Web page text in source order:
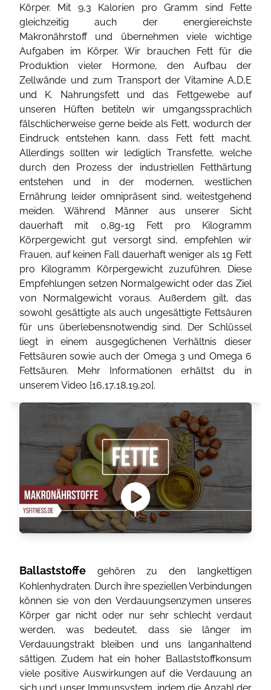
Körper. Mit 9,3 Kalorien pro Gramm sind Fette
gleichzeitig auch der energiereichste
Makronährstoff und übernehmen viele wichtige
Aufgaben im Körper. Wir brauchen Fett für die
Produktion vieler Hormone, den Aufbau der
Zellwände und zum Transport der Vitamine A,D,E
und K. Nahrungsfett und das Fettgewebe auf
unseren Hüften betiteln wir umgangssprachlich
fälschlicherweise gerne beide als Fett, wodurch der
Eindruck entstehen kann, dass Fett fett macht.
Allerdings sollten wir lediglich Transfette, welche
durch den Prozess der industriellen Fetthärtung
entstehen und in der modernen, westlichen
Ernährung leider omnipräsent sind, weitestgehend
meiden. Während Männer aus unserer Sicht
dauerhaft mit 0,8g-1g Fett pro Kilogramm
Körpergewicht gut versorgt sind, empfehlen wir
Frauen, auf keinen Fall dauerhaft weniger als 1g Fett
pro Kilogramm Körpergewicht zuzuführen. Diese
Empfehlungen setzen Normalgewicht oder das Ziel
von Normalgewicht voraus. Außerdem gilt, das
sowohl gesättigte als auch ungesättigte Fettsäuren
für uns überlebensnotwendig sind. Der Schlüssel
liegt in einem ausgeglichenen Verhältnis dieser
Fettsäuren sowie auch der Omega 3 und Omega 6
Fettsäuren. Mehr Informationen erhältst du in
unserem Video [16,17,18,19,20].
Ballaststoffe gehören zu den langkettigen
Kohlenhydraten. Durch ihre speziellen Verbindungen
können sie von den Verdauungsenzymen unseres
Körper gar nicht oder nur sehr schlecht verdaut
werden, was bedeutet, dass sie länger im
Verdauungstrakt bleiben und uns langanhaltend
sättigen. Zudem hat ein hoher Ballaststoffkonsum
viele positive Auswirkungen auf die Verdauung an